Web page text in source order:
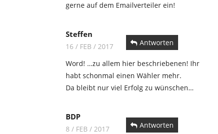
gerne auf dem Emailverteiler ein!
Steffen
16 / FEB / 2017 Antworten
Word! …zu allem hier beschriebenen! Ihr
habt schonmal einen Wähler mehr.
Da bleibt nur viel Erfolg zu wünschen…
BDP
8 / FEB / 2017 Antworten